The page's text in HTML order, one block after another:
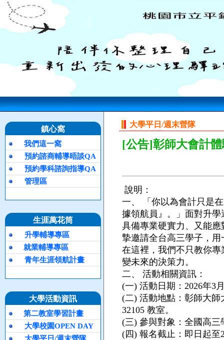
鎮心窩
我們這一窩
預約諮商輔導晤談QA
預約學科諮詢指導QA
管理區
生涯萬花筒
升學輔導專區
就業輔導專區
青年生涯領航計畫
大學活動資訊
第二教室學習計畫
大學校園OPEN DAY
大學平日/週末營隊
[公告]彰師大會計
說明：
一、
「你以為會計只是
據領航員』。」面對升
具備專業硬實力、又能
摯邀請全台高三學子，
在這裡，我們不只教你
變未來的決策力。
二、
活動相關資訊：
(一) 活動日期：2026年3
(二) 活動地點：彰師大師
32105 教室。
(三) 參與對象：全國高三
(四) 報名截止：即日起至